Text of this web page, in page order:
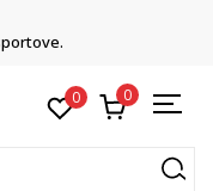
0 0